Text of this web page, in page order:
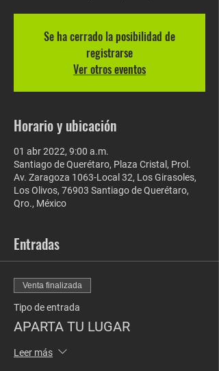
Se ha cerrado la posibilidad de
registrarse
Ver otros eventos
Horario y ubicación
01 abr 2022, 9:00 a.m.
Santiago de Querétaro, Plaza Cristal, Prol.
Av. Zaragoza 1063-Local 32, Los Girasoles,
Los Olivos, 76903 Santiago de Querétaro,
Qro., México
Entradas
Venta finalizada
Tipo de entrada
APARTA TU LUGAR
Leer más